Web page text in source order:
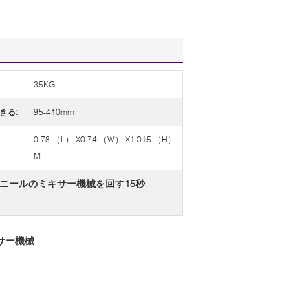
35KG
る: 95-410mm
0.78 （L） X0.74 （W） X1.015 （H）
M
ールのミキサー機械を回す15秒,
ー機械